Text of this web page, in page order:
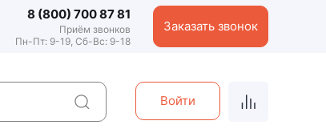
8 (800) 700 87 81
Приём звонков
Пн-Пт: 9-19, Сб-Вс: 9-18
Заказать звонок
Войти